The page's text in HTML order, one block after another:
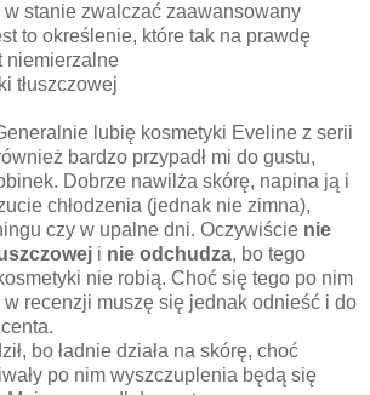
w stanie zwalczać zaawansowany
to określenie, które tak na prawdę
niemierzalne
tłuszczowej
lubię kosmetyki Eveline z serii
bardzo przypadł mi do gustu,
Dobrze nawilża skórę, napina ją i
chłodzenia (jednak nie zimna),
czy w upalne dni. Oczywiście nie
i nie odchudza, bo tego
nie robią. Choć się tego po nim
w recenzji muszę się jednak odnieść i do
bo ładnie działa na skórę, choć
po nim wyszczuplenia będą się